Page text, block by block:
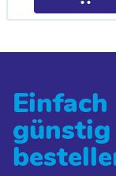
Einfach
günstig